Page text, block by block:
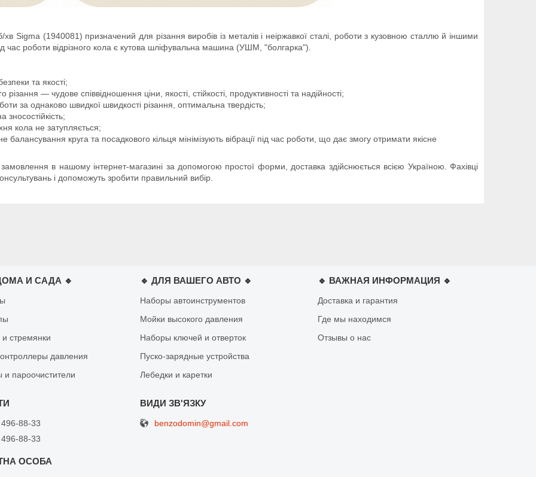
Sigma (1940081) призначений для різання виробів із металів і неіржавкої сталі, роботи з кузовною сталлю й іншими
час роботи відрізного кола є кутова шліфувальна машина (УШМ, "болгарка").
та якості;
різання — чудове співвідношення ціни, якості, стійкості, продуктивності та надійності;
за однаково швидкої швидкості різання, оптимальна твердість;
кола не затупляється;
круга та посадкового кільця мінімізують вібрації під час роботи, що дає змогу отримати якісне
в нашому інтернет-магазині за допомогою простої форми, доставка здійснюється всією Україною. Фахівці
і допоможуть зробити правильний вибір.
И САДА 🔹
стремянки
давления
пароочистители
🔹 ДЛЯ ВАШЕГО АВТО 🔹
Наборы автоинструментов
Мойки высокого давления
Наборы ключей и отверток
Пуско-зарядные устройства
Лебедки и каретки
🔹 ВАЖНАЯ ИНФОРМАЦИЯ 🔹
Доставка и гарантия
Где мы находимся
Отзывы о нас
88-33
88-33
benzodomin@gmail.com